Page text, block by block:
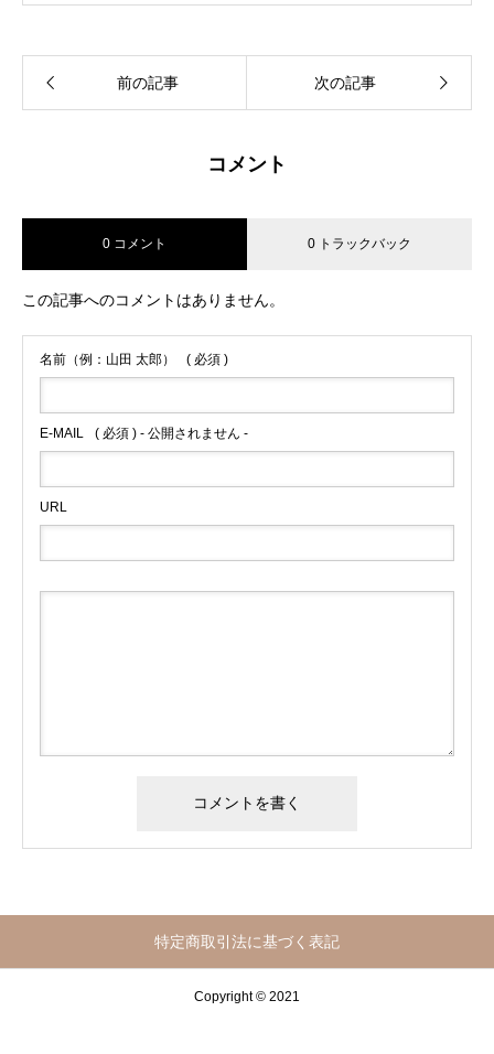
前の記事 次の記事
コメント
0 コメント 0 トラックバック
この記事へのコメントはありません。
名前（例：山田 太郎） ( 必須 )
E-MAIL ( 必須 ) - 公開されません -
URL
特定商取引法に基づく表記
Copyright © 2021